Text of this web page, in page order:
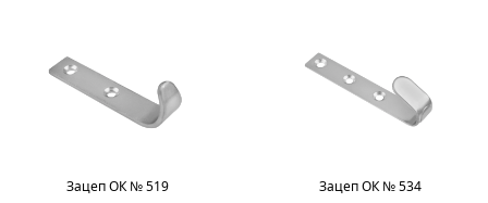
Зацеп ОК № 519 Зацеп ОК № 534